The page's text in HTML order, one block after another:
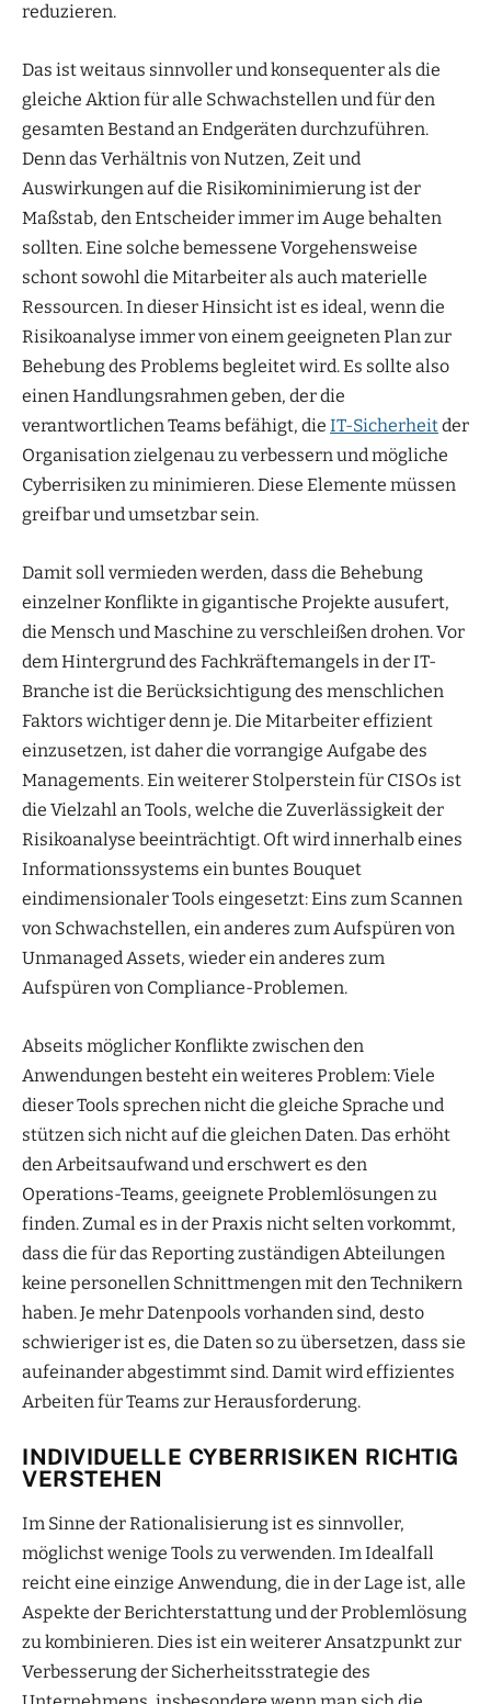
reduzieren.
Das ist weitaus sinnvoller und konsequenter als die
gleiche Aktion für alle Schwachstellen und für den
gesamten Bestand an Endgeräten durchzuführen.
Denn das Verhältnis von Nutzen, Zeit und
Auswirkungen auf die Risikominimierung ist der
Maßstab, den Entscheider immer im Auge behalten
sollten. Eine solche bemessene Vorgehensweise
schont sowohl die Mitarbeiter als auch materielle
Ressourcen. In dieser Hinsicht ist es ideal, wenn die
Risikoanalyse immer von einem geeigneten Plan zur
Behebung des Problems begleitet wird. Es sollte also
einen Handlungsrahmen geben, der die
verantwortlichen Teams befähigt, die IT-Sicherheitder
Organisation zielgenau zu verbessern und mögliche
Cyberrisiken zu minimieren. Diese Elemente müssen
greifbar und umsetzbar sein.
Damit soll vermieden werden, dass die Behebung
einzelner Konflikte in gigantische Projekte ausufert,
die Mensch und Maschine zu verschleißen drohen. Vor
dem Hintergrund des Fachkräftemangels in der IT-
Branche ist die Berücksichtigung des menschlichen
Faktors wichtiger denn je. Die Mitarbeiter effizient
einzusetzen, ist daher die vorrangige Aufgabe des
Managements. Ein weiterer Stolperstein für CISOs ist
die Vielzahl an Tools, welche die Zuverlässigkeit der
Risikoanalyse beeinträchtigt. Oft wird innerhalb eines
Informationssystems ein buntes Bouquet
eindimensionaler Tools eingesetzt: Eins zum Scannen
von Schwachstellen, ein anderes zum Aufspüren von
Unmanaged Assets, wieder ein anderes zum
Aufspüren von Compliance-Problemen.
Abseits möglicher Konflikte zwischen den
Anwendungen besteht ein weiteres Problem: Viele
dieser Tools sprechen nicht die gleiche Sprache und
stützen sich nicht auf die gleichen Daten. Das erhöht
den Arbeitsaufwand und erschwert es den
Operations-Teams, geeignete Problemlösungen zu
finden. Zumal es in der Praxis nicht selten vorkommt,
dass die für das Reporting zuständigen Abteilungen
keine personellen Schnittmengen mit den Technikern
haben. Je mehr Datenpools vorhanden sind, desto
schwieriger ist es, die Daten so zu übersetzen, dass sie
aufeinander abgestimmt sind. Damit wird effizientes
Arbeiten für Teams zur Herausforderung.
INDIVIDUELLE CYBERRISIKEN RICHTIG
VERSTEHEN
Im Sinne der Rationalisierung ist es sinnvoller,
möglichst wenige Tools zu verwenden. Im Idealfall
reicht eine einzige Anwendung, die in der Lage ist, alle
Aspekte der Berichterstattung und der Problemlösung
zu kombinieren. Dies ist ein weiterer Ansatzpunkt zur
Verbesserung der Sicherheitsstrategie des